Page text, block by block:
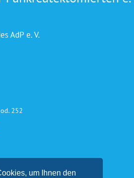
um Ihnen den
AdP e. V.
252